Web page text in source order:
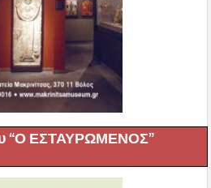
“Ο ΕΣΤΑΥΡΩΜΕΝΟΣ”